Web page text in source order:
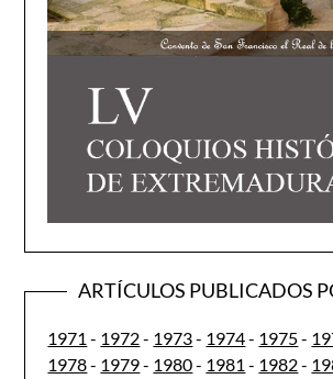
ARTÍCULOS PUBLICADOS
1971 - 1972- 1973- 1974- 1975-
1978- 1979- 1980- 1981 - 1982-